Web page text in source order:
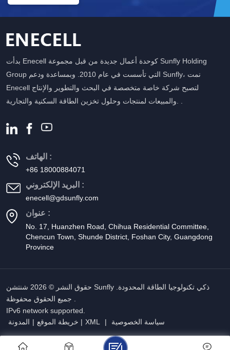
بدأت Enecell كوحدة أعمال جديدة من قبل مجموعة Sunfly Holding
Group التي تأسست في عام 2010. وبمساعدة ودعم Sunfly، نمت
Enecell لتصبح شركة خاصة متخصصة في البحث والتطوير والإنتاج
والمبيعات لمنتجات وحلول تخزين الطاقة السكنية والتجارية. .
الهاتف :
+86 18000884071
البريد الإلكتروني :
enecell@gdsunfly.com
عنوان :
No. 17, Huanzhen Road, Chihua Residential Committee,
Chencun Town, Shunde District, Foshan City, Guangdong
Province
حقوق النشر © 2026 شنتشن Sunfly ذكي تكنولوجيا الطاقة المحدودة.
IPv6 network supported.
المدونة | خريطة الموقع | XML | سياسة الخصوصية